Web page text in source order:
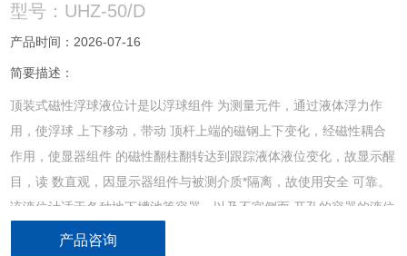
型号：UHZ-50/D
产品时间：2026-07-16
简要描述：
顶装式磁性浮球液位计是以浮球组件 为测量元件，通过液体浮力作
用，使浮球 上下移动，带动 顶杆上端的磁钢上下变化，经磁性耦合
作用，使显器组件 的磁性翻柱翻转达到跟踪液体液位变化，故显示醒
目，读 数直观，因显示器组件与被测介质*隔离，故使用安全 可靠。
该液位计适于各种地下槽池等容器，以及不宜侧面 开孔的容器的液位
产品咨询